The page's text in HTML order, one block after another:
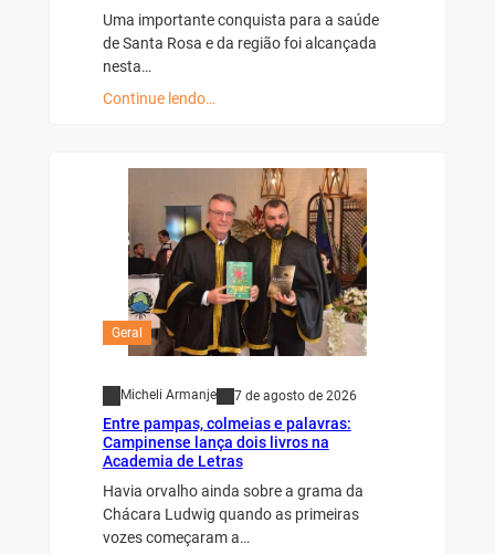
Uma importante conquista para a saúde
de Santa Rosa e da região foi alcançada
nesta…
Continue lendo…
Geral
Micheli Armanje 7 de agosto de 2026
Entre pampas, colmeias e palavras:
Campinense lança dois livros na
Academia de Letras
Havia orvalho ainda sobre a grama da
Chácara Ludwig quando as primeiras
vozes começaram a…